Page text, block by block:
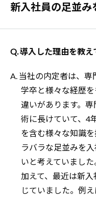
新入社員の足並み
Q. 導入した理由を教え
A. 当社の内定者は、
学卒と様々な経歴
違いがあります。
術に長けていて、4
を含む様々な知識
ラバラな足並みを
いと考えていました
加えて、最近は新
じていました。例